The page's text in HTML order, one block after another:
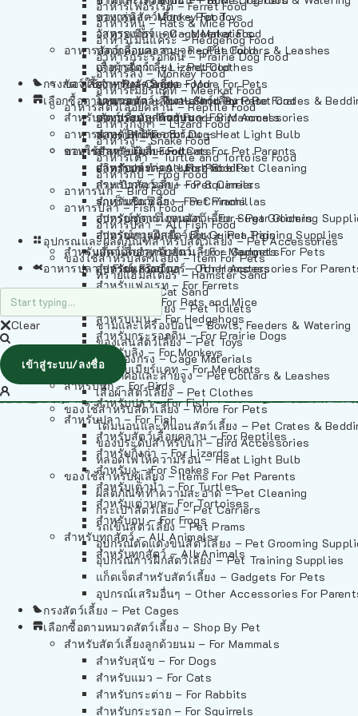
อาหารเฟอร์เร็ต – Ferret Food
อาหารหนู – Rats & Mice Food
อาหารเม่นแคระ – Hedgehog Food
อาหารกระรอกดิน – Prairie Dog Food
อาหารลิง – Monkey Food
อาหารเมียร์แคท – Meerkat Food
อาหารสัตว์เลี้อยคลาน – Reptile Food
อาหารกิ้งก่า – Lizard Food
อาหารงู – Snake Food
อาหารเต่า – Turtle and Tortoise Food
อาหารกบ – Frog Food
อาหารนก – Bird Food
อาหารปลา – Fish Food
อาหารปลา – All Fish Food
อุปกรณและผลิตภัณฑ์สำหรับสัตว์เลี้ยง – Pet Accessories
ของใช้สำหรับสัตว์เลี้ยง – Item For Pets
ทรายแฮมสเตอร์ – Hamster Sand
ทรายแมว – Cat Sand
ห้องน้ำสัตว์เลี้ยง – Pet Toilets
ชามและเครื่องป้อน – Bowls, Feeders & Watering
ของเล่นสัตว์เลี้ยง – Pet Toys
วัสดุรองกรง – Cage Materials
ปลอกคอและสายจูง – Pet Collars & Leashes
เสื้อผ้าสัตว์เลี้ยง – Pet Clothes
ของใช้สำหรับสัตว์เลี้ยง – More For Pets
โดมนอนและที่นอนสัตว์เลี้ยง – Pet Crates &
ของประดับสำหรับนก – Bird Accessories
หลอดไฟให้ความร้อน – Heat Light Bulb
ของใช้สำหรับผู้เลี้ยง – Items For Pet Parents
ผลิตภัณฑ์ทำความสะอาด – Pet Cleaning
กระเป๋าสัตว์เลี้ยง – Pet Carriers
รถเข็นสัตว์เลี้ยง – Pet Prams
อุปกรณ์ตัดแต่งขนสัตว์เลี้ยง – Pet Grooming
อุปกรณ์การฝึกสัตว์เลี้ยง – Pet Training Supplies
แก็ดเจ็ตสำหรับสัตว์เลี้ยง – Gadgets For Pets
อุปกรณ์เสริมอื่นๆ – Other Accessories For
กรงสัตว์เลี้ยง – Pet Cages
เลือกซื้อตามหมวดสัตว์เลี้ยง – Shop By Pet
สำหรับสัตว์เลี้ยงลูกด้วยนม – For Mammals
สำหรับสุนัข – For Dogs
สำหรับแมว – For Cats
สำหรับกระต่าย – For Rabbits
สำหรับกระรอก – For Squirrels
อาหารลิง – Monkey Food
อาหารเมียร์แคท – Meerkat Food
อาหารสัตว์เลี้อยคลาน – Reptile Food
อาหารกิ้งก่า – Lizard Food
อาหารงู – Snake Food
อาหารเต่า – Turtle and Tortoise Food
อาหารกบ – Frog Food
อาหารนก – Bird Food
อาหารปลา – Fish Food
อาหารปลา – All Fish Food
ของเล่นสัตว์เลี้ยง – Pet Toys
วัสดุรองกรง – Cage Materials
ปลอกคอและสายจูง – Pet Collars & Leashes
เสื้อผ้าสัตว์เลี้ยง – Pet Clothes
ของใช้สำหรับสัตว์เลี้ยง – More For Pets
โดมนอนและที่นอนสัตว์เลี้ยง – Pet Crates &
ของประดับสำหรับนก – Bird Accessories
หลอดไฟให้ความร้อน – Heat Light Bulb
ของใช้สำหรับผู้เลี้ยง – Items For Pet Parents
ผลิตภัณฑ์ทำความสะอาด – Pet Cleaning
กระเป๋าสัตว์เลี้ยง – Pet Carriers
รถเข็นสัตว์เลี้ยง – Pet Prams
อุปกรณ์ตัดแต่งขนสัตว์เลี้ยง – Pet Grooming
อุปกรณ์การฝึกสัตว์เลี้ยง – Pet Training Supplies
แก็ดเจ็ตสำหรับสัตว์เลี้ยง – Gadgets For Pets
อุปกรณ์เสริมอื่นๆ – Other Accessories For
กรงสัตว์เลี้ยง – Pet Cages
เลือกซื้อตามหมวดสัตว์เลี้ยง – Shop By Pet
สำหรับสัตว์เลี้ยงลูกด้วยนม – For Mammals
สำหรับสุนัข – For Dogs
สำหรับแมว – For Cats
สำหรับกระต่าย – For Rabbits
สำหรับกระรอก – For Squirrels
สำหรับชินชิล่า – For Chinchillas
สำหรับชูการ์ไกลเดอร์ – For Sugar Gliders
สำหรับหนูแกสบี้ – For Guinea Pigs
สำหรับสัตว์เลี้ยงลูกด้วยนม – For Mammals
สำหรับแฮมสเตอร์ – For Hamsters
สำหรับเฟอเรท – For Ferrets
สำหรับหนู – For Rats and Mice
สำหรับเม่น – For Hedgehogs
สำหรับกระรอกดิน – For Prairie Dogs
สำหรับลิง – For Monkeys
สำหรับเมียร์แคท – For Meerkats
สำหรับนก – For Birds
สำหรับปลา – For Fish
สำหรับปลา – For Fish
สำหรับสัตว์เลื้อยคลาน – For Reptiles
สำหรับกิ้งก่า – For Lizards
สำหรับงู – For Snakes
สำหรับเต่าน้ำ – For Turtles
สำหรับเต่าบก – For Tortoises
สำหรับกบ – For Frogs
สำหรับทุกสัตว์ – All Animals
สำหรับทุกสัตว์ – All Animals
อาหารปลา – Fish Food
Clear
เข้าสู่ระบบ/ลงชื่อ